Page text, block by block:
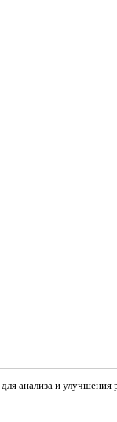
для анализа и улучшения